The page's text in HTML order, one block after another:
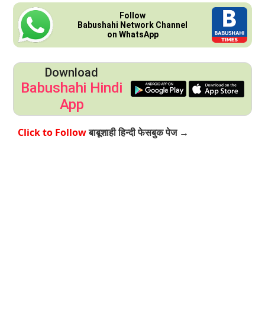
Follow
Babushahi Network Channel
on WhatsApp
Download
Babushahi Hindi
App
Click to Followबाबूशाही हिन्दी फेसबुक पेज →